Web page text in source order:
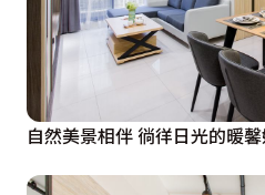
自然美景相伴 徜徉日光的